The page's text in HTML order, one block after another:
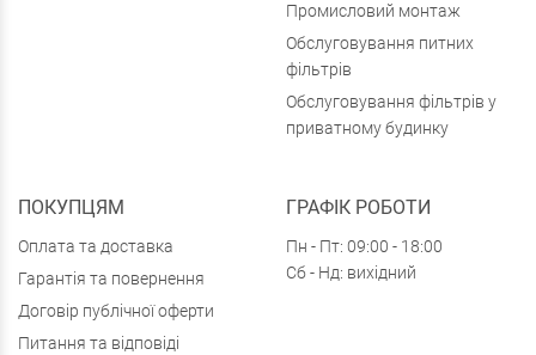
Промисловий монтаж
Обслуговування питних
фільтрів
Обслуговування фільтрів у
приватному будинку
ПОКУПЦЯМ
Оплата та доставка
Гарантія та повернення
Договір публічної оферти
Питання та відповіді
ГРАФІК РОБОТИ
Пн - Пт: 09:00 - 18:00
Сб - Нд: вихідний